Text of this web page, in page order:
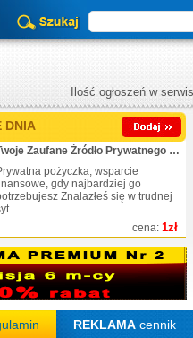
Ilość ogłoszeń w
DNIA
cena: 1zł
Twoje Zaufane Źródło Prywatnego Finansowania
pożyczka, wsparcie
gdy najbardziej go
Znalazłeś się w trudnej
REKLAMA cennik